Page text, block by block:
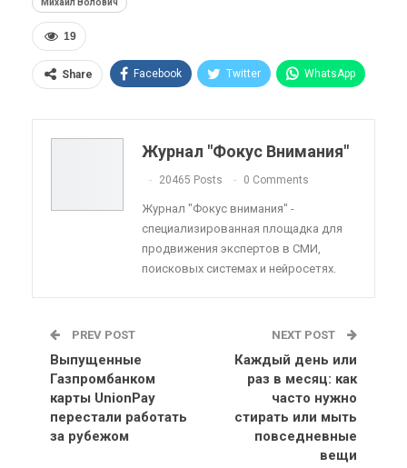
Михаил Волович
19
Share Facebook Twitter WhatsApp
Telegram VK Viber
Linkedin Tumblr
Журнал "Фокус Внимания"
20465 Posts 0 Comments
Журнал "Фокус внимания" -
специализированная площадка для
продвижения экспертов в СМИ,
поисковых системах и нейросетях.
PREV POST
Выпущенные
Газпромбанком
карты UnionPay
перестали работать
за рубежом
NEXT POST
Каждый день или
раз в месяц: как
часто нужно
стирать или мыть
повседневные
вещи